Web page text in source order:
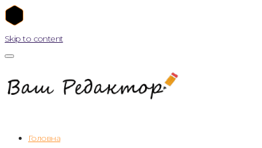
Skip to content
Головна